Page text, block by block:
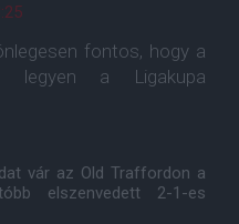
fontos, hogy a
legyen a Ligakupa
vár az Old Traffordon a
elszenvedett 2-1-es